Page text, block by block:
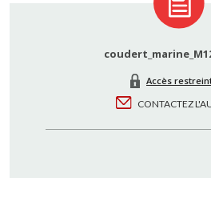
Accès
CONTACTEZ